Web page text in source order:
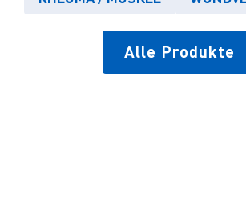
Alle Produkte